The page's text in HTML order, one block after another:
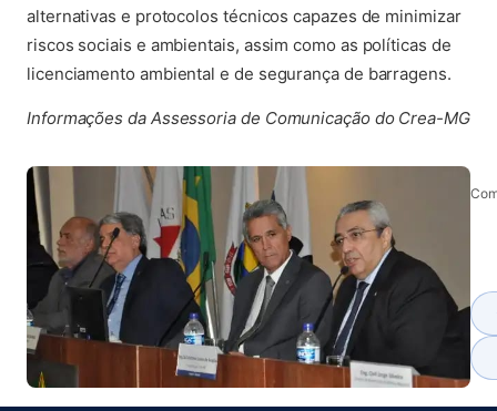
alternativas e protocolos técnicos capazes de minimizar
riscos sociais e ambientais, assim como as políticas de
licenciamento ambiental e de segurança de barragens.
Informações da Assessoria de Comunicação do Crea-MG